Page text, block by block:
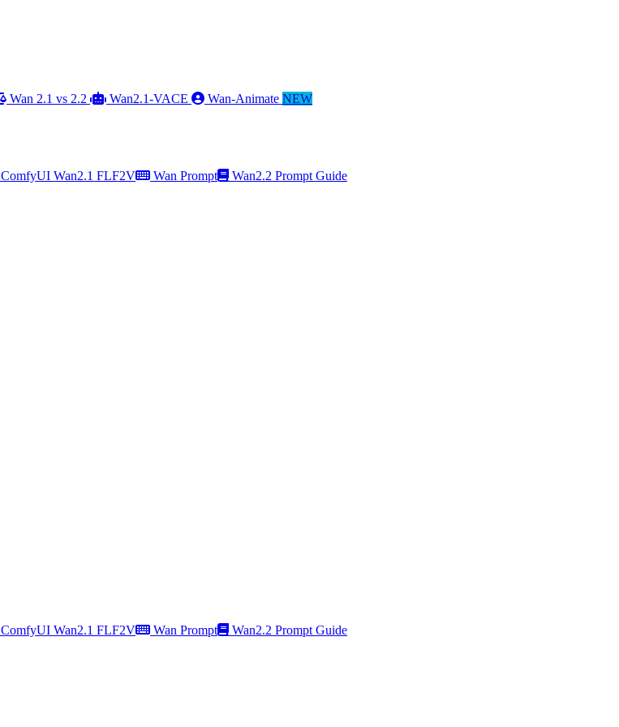
Wan 2.1 vs 2.2 Wan2.1-VACE Wan-Animate NEW
ComfyUI Wan2.1 FLF2V Wan Prompt
Wan2.2 Prompt Guide
ComfyUI Wan2.1 FLF2V Wan Prompt Wan2.2 Prompt Guide